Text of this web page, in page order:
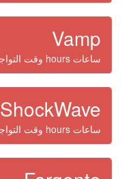
Vamp
وقت التواجد 421 hours ساعات
ShockWave
وقت التواجد 410 hours ساعات